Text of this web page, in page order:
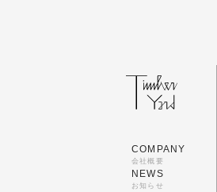
COMPANY
会社概要
NEWS
お知らせ